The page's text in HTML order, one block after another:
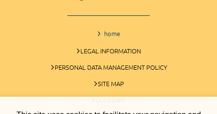
home
LEGAL INFORMATION
PERSONAL DATA MANAGEMENT POLICY
SITE MAP
GLOSSARY